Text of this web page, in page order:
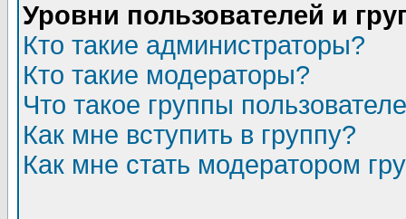
Уровни пользователей и
Кто такие администраторы?
Кто такие модераторы?
Что такое группы
Как мне вступить в группу?
Как мне стать модератором